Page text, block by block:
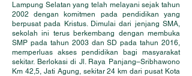
Lampung Selatan yang telah melayani sejak tahun
2002 dengan komitmen pada pendidikan yang
berpusat pada Kristus. Dimulai dari jenjang SMA,
sekolah ini terus berkembang dengan membuka
SMP pada tahun 2003 dan SD pada tahun 2016,
memperluas akses pendidikan bagi masyarakat
sekitar. Berlokasi di Jl. Raya Panjang–Sribhawono
Km 42,5, Jati Agung, sekitar 24 km dari pusat Kota